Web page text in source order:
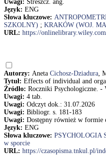
Uwagi: Streszcz. ang.
Język: ENG
Słowa kluczowe:
SZKOLNY) ; KRAKÓW (WOJ.
URL: https://
Autorzy: Aneta Cichosz-Dziadura,
Tytuł: Effects of individual and
Źródło: Roczniki Psychologiczne.
Uwagi: 4 tab.
Uwagi: Odczyt dok.: 31.07.2026
Uwagi: Bibliogr. s. 181-183
Uwagi: Dostępny również w formie
Język: ENG
Słowa kluczowe: PSYCHOLOGIA
w sporcie
URL: https://czasopisma.tnkul.pl/